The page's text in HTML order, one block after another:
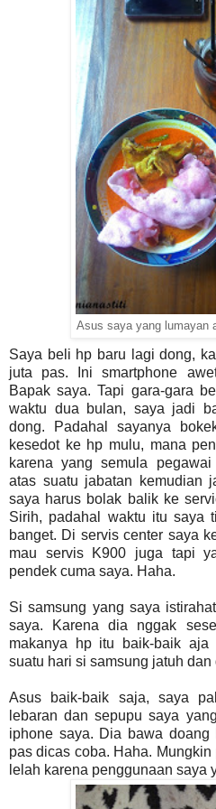
Asus saya yang lumayan
Saya beli hp baru lagi dong,
juta pas. Ini smartphone
Bapak saya. Tapi gara-gara
waktu dua bulan, saya jadi
dong. Padahal sayanya
kesedot ke hp mulu, mana
karena yang semula
atas suatu jabatan kemudian
saya harus bolak balik ke
Sirih, padahal waktu itu saya
banget. Di servis center saya
mau servis K900 juga tapi
pendek cuma saya. Haha.
Si samsung yang saya
saya. Karena dia nggak
makanya hp itu baik-baik aja
suatu hari si samsung jatuh dan
Asus baik-baik saja, saya
lebaran dan sepupu saya
iphone saya. Dia bawa doang
pas dicas coba. Haha.
lelah karena penggunaan saya